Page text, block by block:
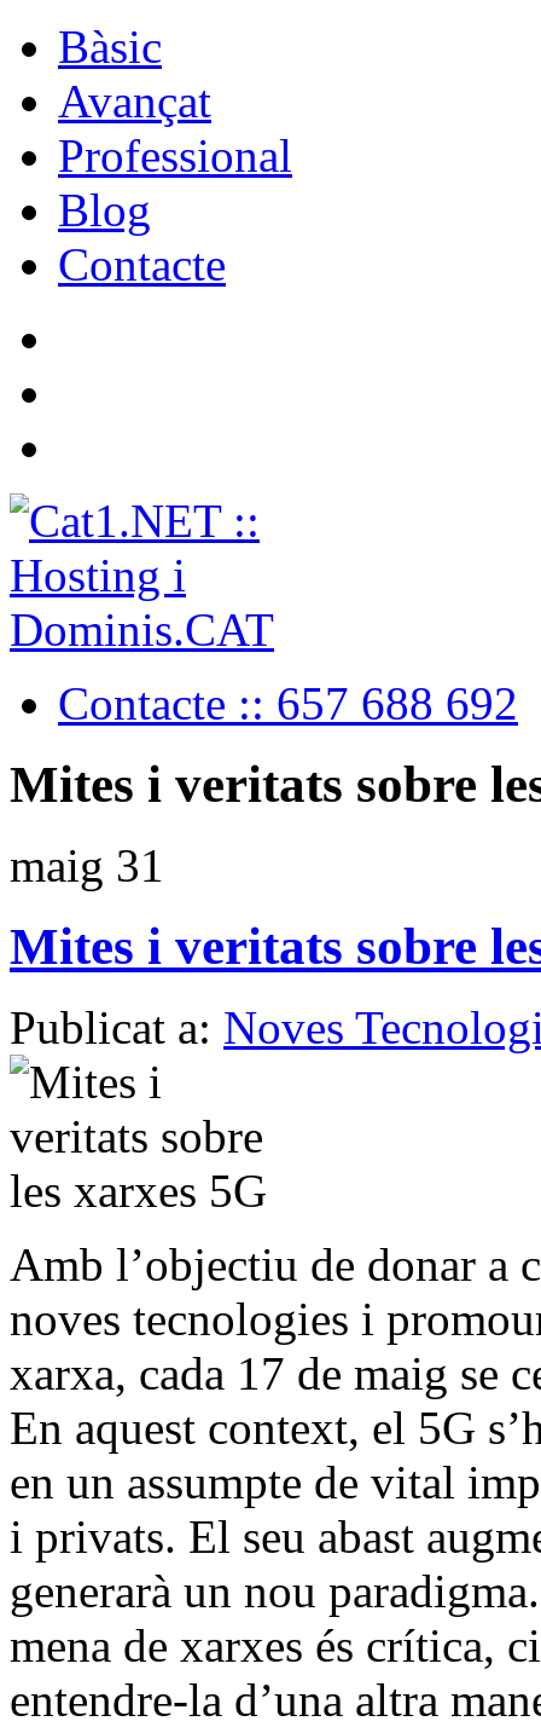
Bàsic
Avançat
Professional
Blog
Contacte
Contacte :: 657 688 692
Mites i veritats sobre
maig 31
Mites i veritats sobre
Publicat a: Noves
Amb l’objectiu de donar a
noves tecnologies i
xarxa, cada 17 de maig se
En aquest context, el 5G
en un assumpte de vital
i privats. El seu abast
generarà un nou
mena de xarxes és crítica,
entendre-la d’una altra